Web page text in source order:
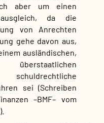
aber um einen
da die
von Anrechten
gehe davon aus,
ausländischen,
sei (Schreiben
–BMF– vom